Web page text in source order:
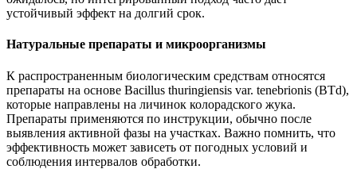
устойчивый эффект на долгий срок.
Натуральные препараты и микроорганизмы
К распространенным биологическим средствам относятся
препараты на основе Bacillus thuringiensis var. tenebrionis (BTd),
которые направлены на личинок колорадского жука.
Препараты применяются по инструкции, обычно после
выявления активной фазы на участках. Важно помнить, что
эффективность может зависеть от погодных условий и
соблюдения интервалов обработки.